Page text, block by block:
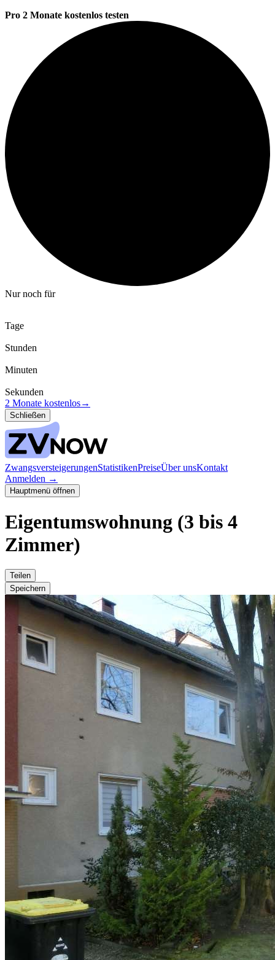
Pro 2 Monate kostenlos testen
Nur noch für
Tage
Stunden
Minuten
Sekunden
2 Monate kostenlos→
Schließen
ZwangsversteigerungenStatistikenPreiseÜber unsKontakt
Anmelden →
Hauptmenü öffnen
Eigentumswohnung (3 bis 4
Zimmer)
Teilen
Speichern